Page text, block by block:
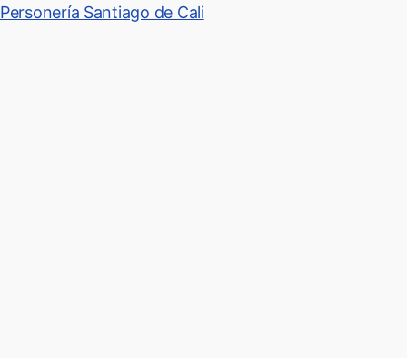
Personería Santiago de Cali